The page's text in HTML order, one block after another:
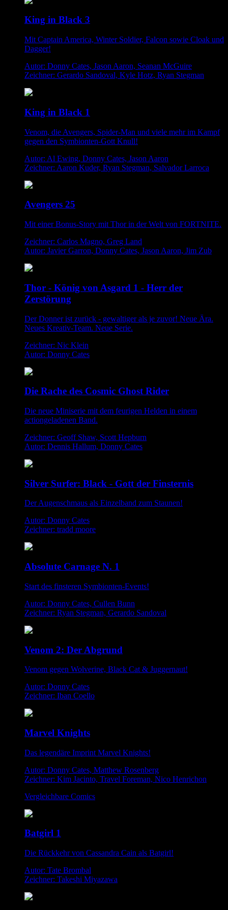
King in Black 3
Mit Captain America, Winter Soldier, Falcon sowie Cloak und
Dagger!
Autor: Donny Cates, Jason Aaron, Seanan McGuire
Zeichner: Gerardo Sandoval, Kyle Hotz, Ryan Stegman
King in Black 1
Venom, die Avengers, Spider-Man und viele mehr im Kampf
gegen den Symbionten-Gott Knull!
Autor: Al Ewing, Donny Cates, Jason Aaron
Zeichner: Aaron Kuder, Ryan Stegman, Salvador Larroca
Avengers 25
Mit einer Bonus-Story mit Thor in der Welt von FORTNITE.
Zeichner: Carlos Magno, Greg Land
Autor: Javier Garron, Donny Cates, Jason Aaron, Jim Zub
Thor - König von Asgard 1 - Herr der
Zerstörung
Der Donner ist zurück - gewaltiger als je zuvor! Neue Ära.
Neues Kreativ-Team. Neue Serie.
Zeichner: Nic Klein
Autor: Donny Cates
Die Rache des Cosmic Ghost Rider
Die neue Miniserie mit dem feurigen Helden in einem
actiongeladenen Band.
Zeichner: Geoff Shaw, Scott Hepburn
Autor: Dennis Hallum, Donny Cates
Silver Surfer: Black - Gott der Finsternis
Der Augenschmaus als Einzelband zum Staunen!
Autor: Donny Cates
Zeichner: tradd moore
Absolute Carnage N. 1
Start des finsteren Symbionten-Events!
Autor: Donny Cates, Cullen Bunn
Zeichner: Ryan Stegman, Gerardo Sandoval
Venom 2: Der Abgrund
Venom gegen Wolverine, Black Cat & Juggernaut!
Autor: Donny Cates
Zeichner: Iban Coello
Marvel Knights
Das legendäre Imprint Marvel Knights!
Autor: Donny Cates, Matthew Rosenberg
Zeichner: Kim Jacinto, Travel Foreman, Nico Henrichon
Vergleichbare Comics
Batgirl 1
Die Rückkehr von Cassandra Cain als Batgirl!
Autor: Tate Brombal
Zeichner: Takeshi Miyazawa